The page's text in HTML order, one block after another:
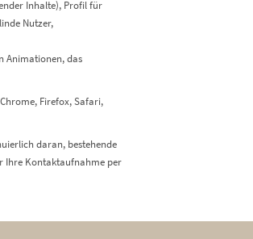
Inhalte), Profil für
Nutzer,
Animationen, das
Firefox, Safari,
daran, bestehende
Ihre Kontaktaufnahme per